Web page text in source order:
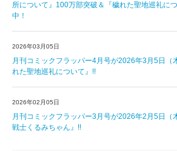
所について』100万部突破＆『穢れた聖地巡礼に
中！
2026年03月05日
月刊コミックフラッパー4月号が2026年3月5日（
れた聖地巡礼について』!!
2026年02月05日
月刊コミックフラッパー3月号が2026年2月5日（
戦士くるみちゃん』!!